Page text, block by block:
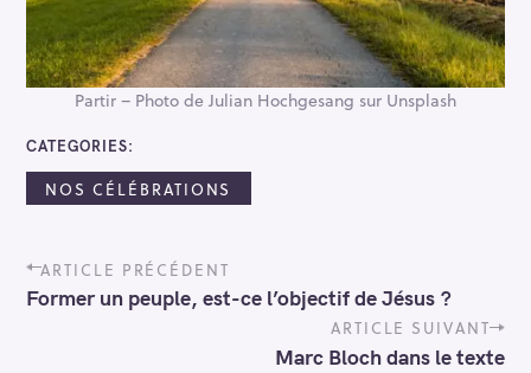
Partir – Photo de Julian Hochgesang sur Unsplash
CATEGORIES
NOS CÉLÉBRATIONS
P
o
s
ARTICLE PRÉCÉDENT
Former un peuple, est-ce l’objectif de Jésus ?
ARTICLE SUIVANT
Marc Bloch dans le texte